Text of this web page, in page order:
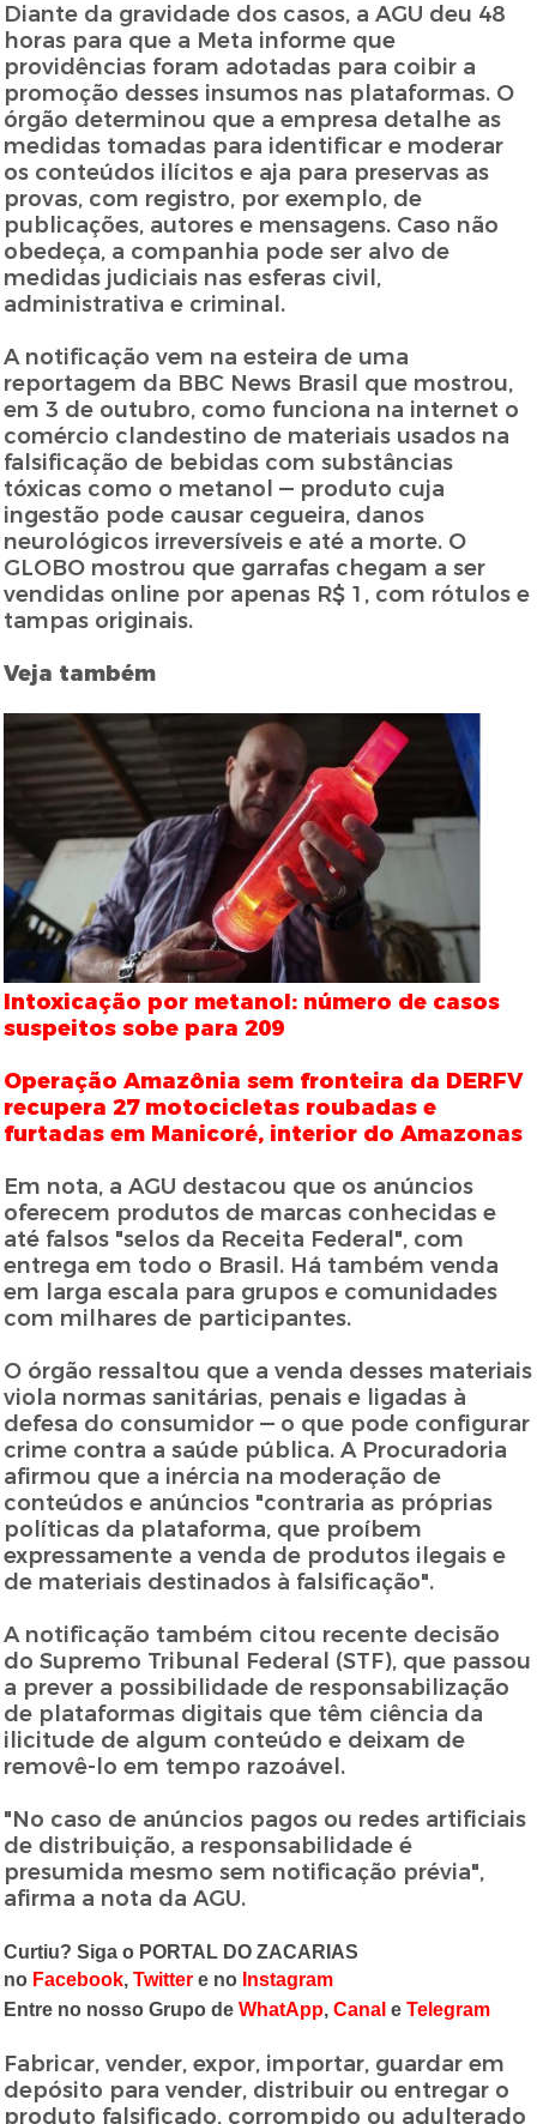
Diante da gravidade dos casos, a AGU deu 48
horas para que a Meta informe que
providências foram adotadas para coibir a
promoção desses insumos nas plataformas. O
órgão determinou que a empresa detalhe as
medidas tomadas para identificar e moderar
os conteúdos ilícitos e aja para preservas as
provas, com registro, por exemplo, de
publicações, autores e mensagens. Caso não
obedeça, a companhia pode ser alvo de
medidas judiciais nas esferas civil,
administrativa e criminal.
A notificação vem na esteira de uma
reportagem da BBC News Brasil que mostrou,
em 3 de outubro, como funciona na internet o
comércio clandestino de materiais usados na
falsificação de bebidas com substâncias
tóxicas como o metanol — produto cuja
ingestão pode causar cegueira, danos
neurológicos irreversíveis e até a morte. O
GLOBO mostrou que garrafas chegam a ser
vendidas online por apenas R$ 1, com rótulos e
tampas originais.
Veja também
Intoxicação por metanol: número de casos
suspeitos sobe para 209
Operação Amazônia sem fronteira da DERFV
recupera 27 motocicletas roubadas e
furtadas em Manicoré, interior do Amazonas
Em nota, a AGU destacou que os anúncios
oferecem produtos de marcas conhecidas e
até falsos "selos da Receita Federal", com
entrega em todo o Brasil. Há também venda
em larga escala para grupos e comunidades
com milhares de participantes.
O órgão ressaltou que a venda desses materiais
viola normas sanitárias, penais e ligadas à
defesa do consumidor — o que pode configurar
crime contra a saúde pública. A Procuradoria
afirmou que a inércia na moderação de
conteúdos e anúncios "contraria as próprias
políticas da plataforma, que proíbem
expressamente a venda de produtos ilegais e
de materiais destinados à falsificação".
A notificação também citou recente decisão
do Supremo Tribunal Federal (STF), que passou
a prever a possibilidade de responsabilização
de plataformas digitais que têm ciência da
ilicitude de algum conteúdo e deixam de
removê-lo em tempo razoável.
"No caso de anúncios pagos ou redes artificiais
de distribuição, a responsabilidade é
presumida mesmo sem notificação prévia",
afirma a nota da AGU.
Curtiu? Siga o PORTAL DO ZACARIAS
no Facebook,Twitter e no Instagram
Entre no nosso Grupo deWhatApp,Canal eTelegram
Fabricar, vender, expor, importar, guardar em
depósito para vender, distribuir ou entregar o
produto falsificado, corrompido ou adulterado